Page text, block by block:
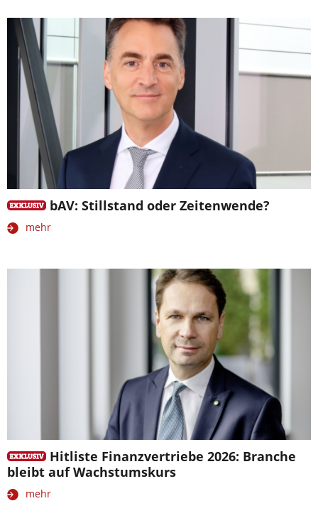
bAV: Stillstand oder Zeitenwende?
mehr
Hitliste Finanzvertriebe 2026: Branche
bleibt auf Wachstumskurs
mehr